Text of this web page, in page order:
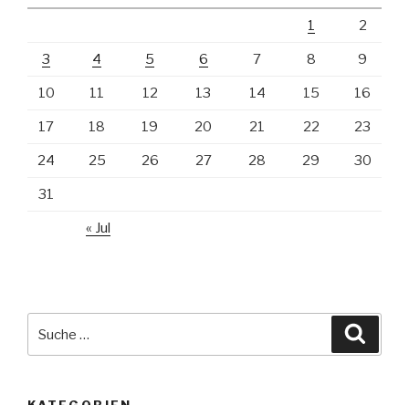
1 2
3 4 5 6 7 8 9
10 11 12 13 14 15 16
17 18 19 20 21 22 23
24 25 26 27 28 29 30
31
« Jul
nach: